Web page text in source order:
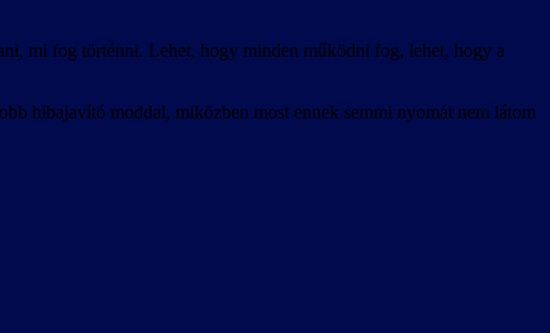
mi fog történni. Lehet, hogy minden működni fog, lehet, hogy a
hibajavító moddal, miközben most ennek semmi nyomát nem látom